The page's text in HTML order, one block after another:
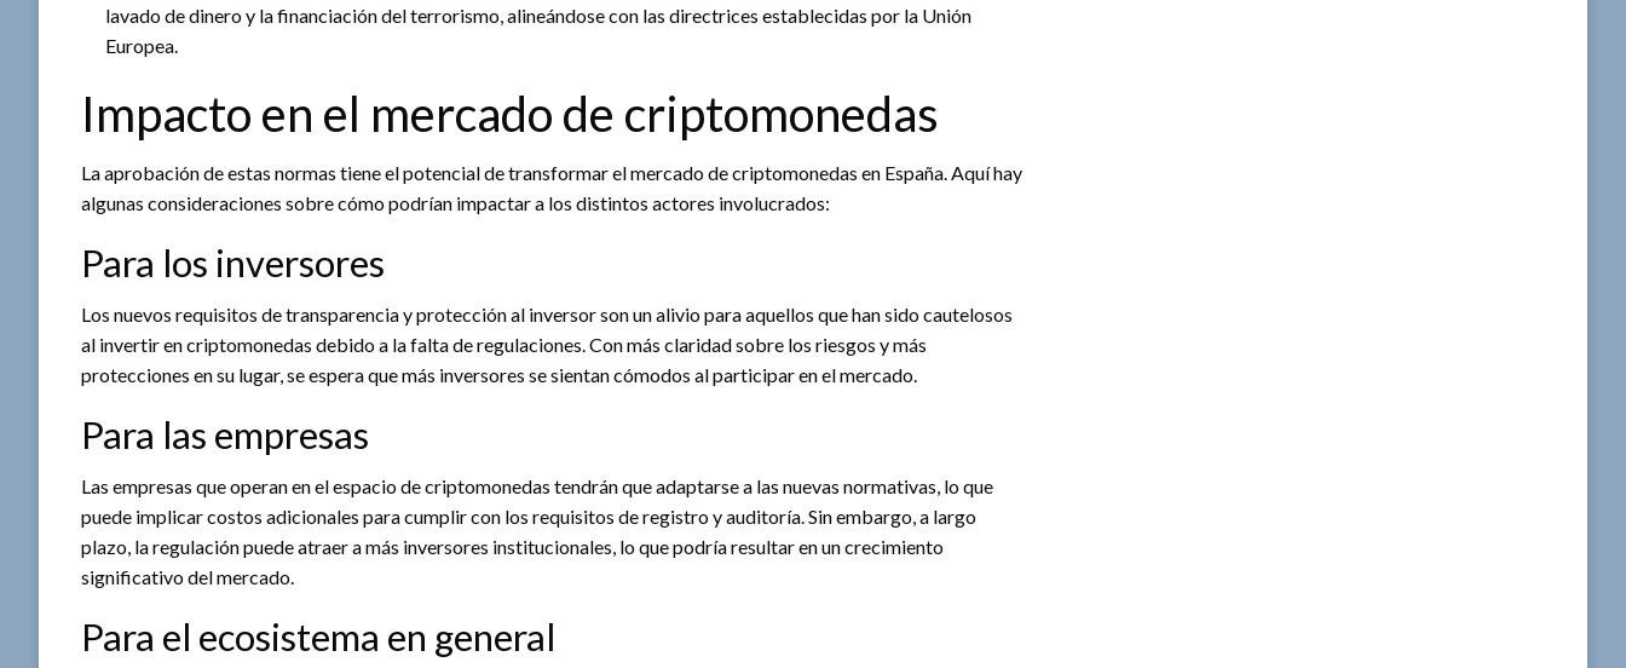
lavado de dinero y la financiación del terrorismo, alineándose con las directrices establecidas por la Unión
Europea.
Impacto en el mercado de criptomonedas
La aprobación de estas normas tiene el potencial de transformar el mercado de criptomonedas en España. Aquí hay
algunas consideraciones sobre cómo podrían impactar a los distintos actores involucrados:
Para los inversores
Los nuevos requisitos de transparencia y protección al inversor son un alivio para aquellos que han sido cautelosos
al invertir en criptomonedas debido a la falta de regulaciones. Con más claridad sobre los riesgos y más
protecciones en su lugar, se espera que más inversores se sientan cómodos al participar en el mercado.
Para las empresas
Las empresas que operan en el espacio de criptomonedas tendrán que adaptarse a las nuevas normativas, lo que
puede implicar costos adicionales para cumplir con los requisitos de registro y auditoría. Sin embargo, a largo
plazo, la regulación puede atraer a más inversores institucionales, lo que podría resultar en un crecimiento
significativo del mercado.
Para el ecosistema en general